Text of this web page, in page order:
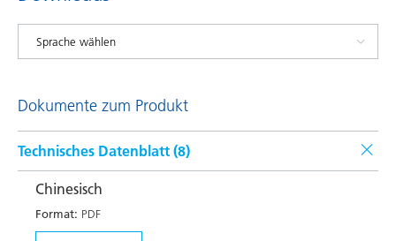
Dokumente zum Produkt
Technisches Datenblatt (8)
Chinesisch
Format: PDF